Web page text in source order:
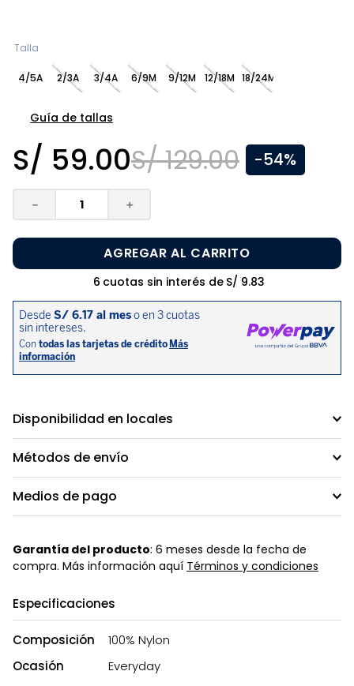
Talla
4/5A 2/3A 3/4A 6/9M 9/12M 12/18M 18/24M
Guía de tallas
S/ 59.00S/ 129.00 -54%
＋
－
AGREGAR AL CARRITO
6 cuotas sin interés de S/ 9.83
Disponibilidad en locales
Métodos de envío
Medios de pago
Garantía del producto: 6 meses desde la fecha de
compra. Más información aquí Términos y condiciones
Especificaciones
Composición
100% Nylon
Ocasión
Everyday
9.
10. sandalias niño